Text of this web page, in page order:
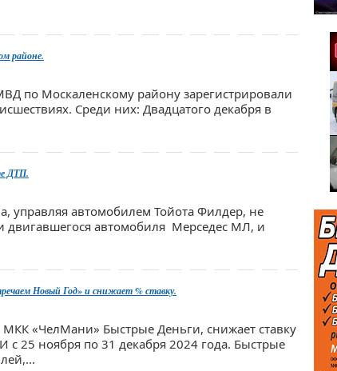
районе.
по Москаленскому району зарегистрировали
Среди них: Двадцатого декабря в
ДТП.
управляя автомобилем Тойота Филдер, не
двигавшегося автомобиля Мерседес МЛ, и
Новый Год» и снижает % ставку.
«ЧелМани» Быстрые Деньги, снижает ставку
25 ноября по 31 декабря 2024 года. Быстрые